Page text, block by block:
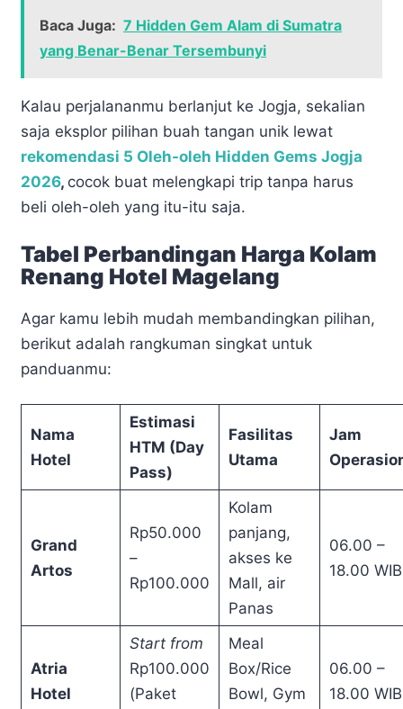
Baca Juga: 7 Hidden Gem Alam di Sumatra
yang Benar-Benar Tersembunyi
Kalau perjalananmu berlanjut ke Jogja, sekalian
saja eksplor pilihan buah tangan unik lewat
rekomendasi 5 Oleh-oleh Hidden Gems Jogja
2026, cocok buat melengkapi trip tanpa harus
beli oleh-oleh yang itu-itu saja.
Tabel Perbandingan Harga Kolam
Renang Hotel Magelang
Agar kamu lebih mudah membandingkan pilihan,
berikut adalah rangkuman singkat untuk
panduanmu:
Nama
Hotel
Estimasi
HTM (Day
Pass)
Fasilitas
Utama
Jam
Grand
Artos
Rp50.000
–
Rp100.000
Kolam
panjang,
akses ke
Mall, air
Panas
06.00 –
18.00 WIB
Atria
Hotel
Start from
Rp100.000
(Paket
Meal
Box/Rice
Bowl, Gym
06.00 –
18.00 WIB